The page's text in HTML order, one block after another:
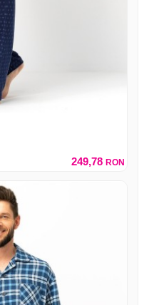
249,78 RON